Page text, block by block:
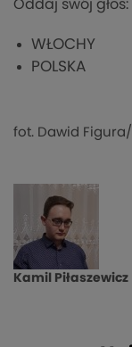
Oddaj swój głos:
WŁOCHY
POLSKA
fot. Dawid
Kamil Piłaszewicz